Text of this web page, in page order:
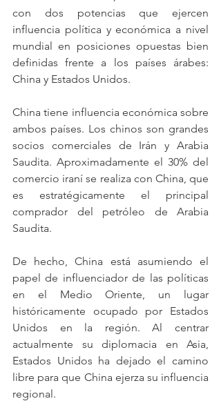
con dos potencias que ejercen
influencia política y económica a nivel
mundial en posiciones opuestas bien
definidas frente a los países árabes:
China y Estados Unidos.
China tiene influencia económica sobre
ambos países. Los chinos son grandes
socios comerciales de Irán y Arabia
Saudita. Aproximadamente el 30% del
comercio iraní se realiza con China, que
es estratégicamente el principal
comprador del petróleo de Arabia
Saudita.
De hecho, China está asumiendo el
papel de influenciador de las políticas
en el Medio Oriente, un lugar
históricamente ocupado por Estados
Unidos en la región. Al centrar
actualmente su diplomacia en Asia,
Estados Unidos ha dejado el camino
libre para que China ejerza su influencia
regional.